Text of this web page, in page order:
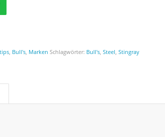
Bull's Marken Schlagwörter: Bull's ,Steel ,Stingray